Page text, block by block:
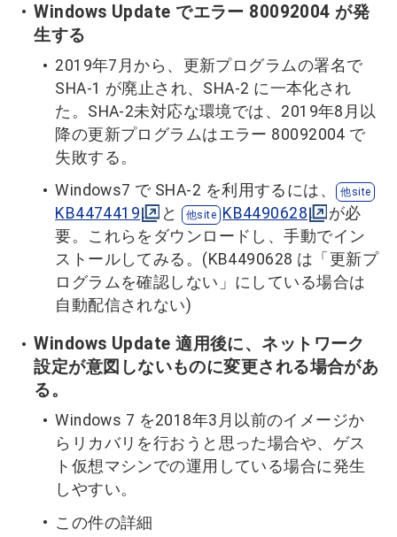
Windows Update でエラー 80092004 が発
生する
2019年7月から、更新プログラムの署名で
SHA-1 が廃止され、SHA-2 に一本化され
た。SHA-2未対応な環境では、2019年8月以
降の更新プログラムはエラー 80092004 で
失敗する。
Windows7 で SHA-2 を利用するには、
KB4474419
と KB4490628
が必
要。これらをダウンロードし、手動でイン
ストールしてみる。(KB4490628 は「更新プ
ログラムを確認しない」にしている場合は
自動配信されない)
Windows Update 適用後に、ネットワーク
設定が意図しないものに変更される場合があ
る。
Windows 7 を2018年3月以前のイメージか
らリカバリを行おうと思った場合や、ゲス
ト仮想マシンでの運用している場合に発生
しやすい。
この件の詳細